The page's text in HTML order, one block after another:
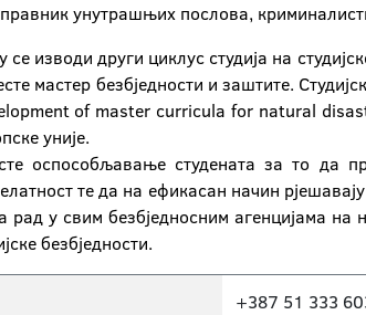
унутрашњих послова,
изводи други циклус студија на
мастер безбједности и заштите.
of master curricula for natural
уније.
оспособљавање студената за то да
те да на ефикасан начин
рад у свим безбједносним агенцијама
безбједности.
+387 51 333